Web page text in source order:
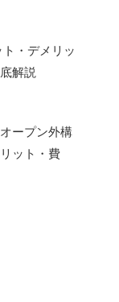
・デメリッ
解説
ープン外構
ット・費